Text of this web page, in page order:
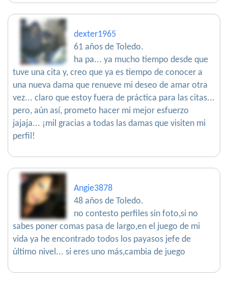
dexter1965
61 años de Toledo.
ha pa... ya mucho tiempo desde que
tuve una cita y, creo que ya es tiempo de conocer a
una nueva dama que renueve mi deseo de amar otra
vez... claro que estoy fuera de práctica para las citas...
pero, aún así, prometo hacer mi mejor esfuerzo
jajaja... ¡mil gracias a todas las damas que visiten mi
perfil!
Angie3878
48 años de Toledo.
no contesto perfiles sin foto,si no
sabes poner comas pasa de largo,en el juego de mi
vida ya he encontrado todos los payasos jefe de
último nivel... si eres uno más,cambia de juego